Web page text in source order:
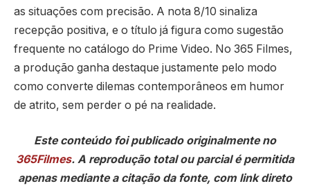
as situações com precisão. A nota 8/10 sinaliza
recepção positiva, e o título já figura como sugestão
frequente no catálogo do Prime Video. No 365 Filmes,
a produção ganha destaque justamente pelo modo
como converte dilemas contemporâneos em humor
de atrito, sem perder o pé na realidade.
Este conteúdo foi publicado originalmente no
365Filmes. A reprodução total ou parcial é permitida
apenas mediante a citação da fonte, com link direto